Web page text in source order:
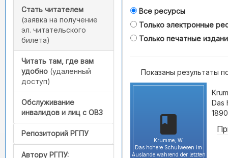
Стать читателем
(заявка на получение
эл. читательского
билета)
Читать там, где вам
удобно (удаленный
доступ)
Обслуживание
инвалидов и лиц с ОВЗ
Репозиторий РГПУ
Автору РГПУ:
Все ресурсы
Только электронные
Только печатные
Показаны результаты
Krumme, W.
Das hohere Schulwesen im
Auslande wahrend der letzten
Das